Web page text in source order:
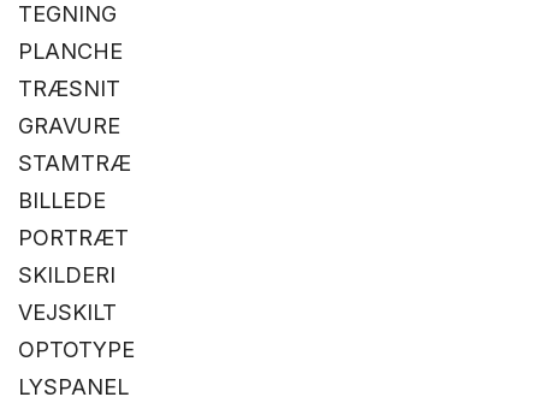
TEGNING
PLANCHE
TRÆSNIT
GRAVURE
STAMTRÆ
BILLEDE
PORTRÆT
SKILDERI
VEJSKILT
OPTOTYPE
LYSPANEL